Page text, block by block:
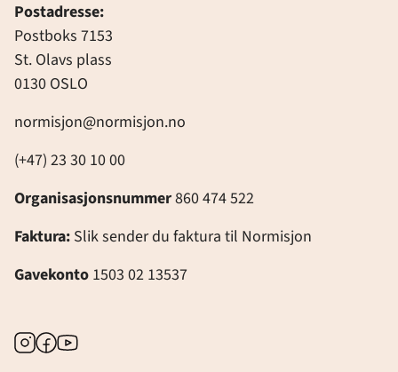
Postadresse:
Postboks 7153
St. Olavs plass
0130 OSLO
normisjon@normisjon.no
(+47) 23 30 10 00
Organisasjonsnummer860 474 522
Faktura: Slik sender du faktura til Normisjon
Gavekonto 1503 02 13537
Instagram
Facebook
Youtube